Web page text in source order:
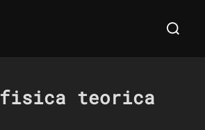
Cerca
fisica teorica